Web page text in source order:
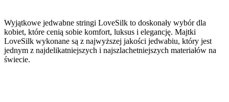
Wyjątkowe jedwabne stringi LoveSilk to doskonały wybór dla
kobiet, które cenią sobie komfort, luksus i elegancję. Majtki
LoveSilk wykonane są z najwyższej jakości jedwabiu, który jest
jednym z najdelikatniejszych i najszlachetniejszych materiałów na
świecie.